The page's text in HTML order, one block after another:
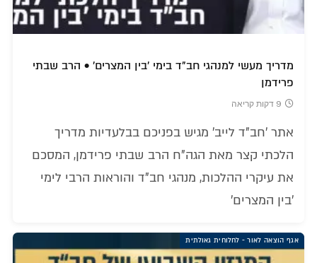
מדריך מעשי למנהגי חב"ד בימי 'בין המצרים' • הרב שבתי
פרידמן
9 דקות קריאה
אתר 'חב"ד לייב' מגיש בפניכם בבלעדיות מדריך
הלכתי קצר מאת הגה"ח הרב שבתי פרידמן, המסכם
את עיקרי ההלכות, מנהגי חב"ד והוראות הרבי לימי
'בין המצרים'
אגף הוצאה לאור - לחלוחית גאולתית